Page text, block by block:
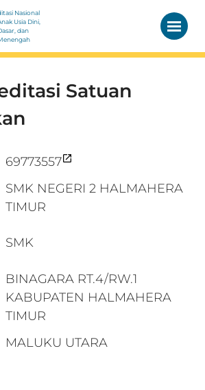
Nasional
Usia Dini,
dan
Satuan
69773557
SMK NEGERI 2 HALMAHERA
TIMUR
SMK
BINAGARA RT.4/RW.1
KABUPATEN HALMAHERA
TIMUR
MALUKU UTARA